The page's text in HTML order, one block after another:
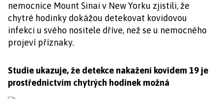
nemocnice Mount Sinai v New Yorku zjistili, že
chytré hodinky dokážou detekovat kovidovou
infekci u svého nositele dříve, než se u nemocného
projeví příznaky.
Studie ukazuje, že detekce nakažení kovidem 19 je
prostřednictvím chytrých hodinek možná